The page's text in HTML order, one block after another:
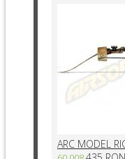
ARC MODEL